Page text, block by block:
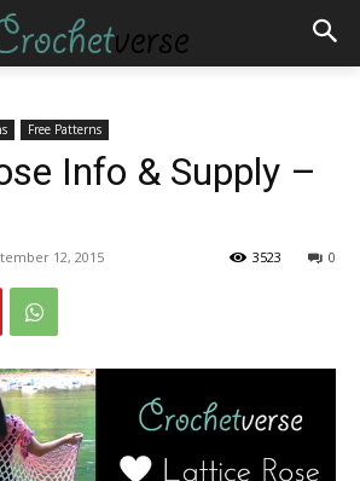
Free Patterns
Info & Supply –
12, 2015 0
3523